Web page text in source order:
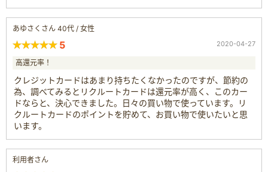
あゆさくさん 40代 / 女性
5 2020-04-27
高還元率！
クレジットカードはあまり持ちたくなかったのですが、節約の
為、調べてみるとリクルートカードは還元率が高く、このカー
ドならと、決心できました。日々の買い物で使っています。リ
クルートカードのポイントを貯めて、お買い物で使いたいと思
います。
利用者さん